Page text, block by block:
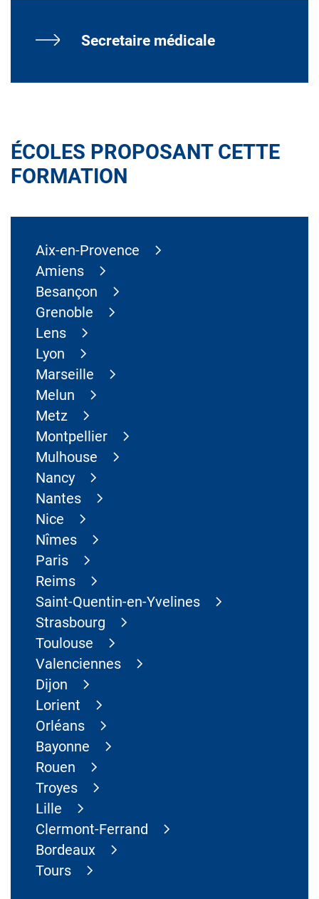
Secretaire médicale
ÉCOLES PROPOSANT CETTE
FORMATION
Aix-en-Provence
Amiens
Besançon
Grenoble
Lens
Lyon
Marseille
Melun
Metz
Montpellier
Mulhouse
Nancy
Nantes
Nice
Nîmes
Paris
Reims
Saint-Quentin-en-Yvelines
Strasbourg
Toulouse
Valenciennes
Dijon
Lorient
Orléans
Bayonne
Rouen
Troyes
Lille
Clermont-Ferrand
Bordeaux
Tours